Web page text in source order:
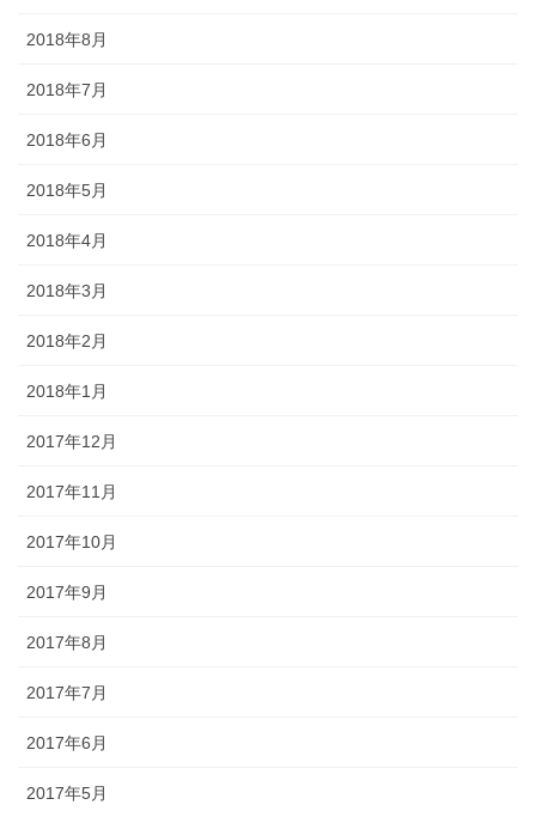
2018年8月
2018年7月
2018年6月
2018年5月
2018年4月
2018年3月
2018年2月
2018年1月
2017年12月
2017年11月
2017年10月
2017年9月
2017年8月
2017年7月
2017年6月
2017年5月